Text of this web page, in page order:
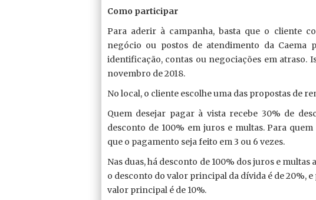
Como participar
Para aderir à campanha, basta que o cliente
negócio ou postos de atendimento da Caema
identificação, contas ou negociações em atraso.
novembro de 2018.
No local, o cliente escolhe uma das propostas de
Quem desejar pagar à vista recebe 30% de
desconto de 100% em juros e multas. Para
que o pagamento seja feito em 3 ou 6 vezes.
Nas duas, há desconto de 100% dos juros e
o desconto do valor principal da dívida é de 20%,
valor principal é de 10%.